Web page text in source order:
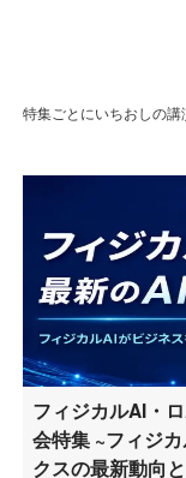
特集ごとにいちおしの
フィジカルAI・
会特集 ~フィジ
クスの最新動向